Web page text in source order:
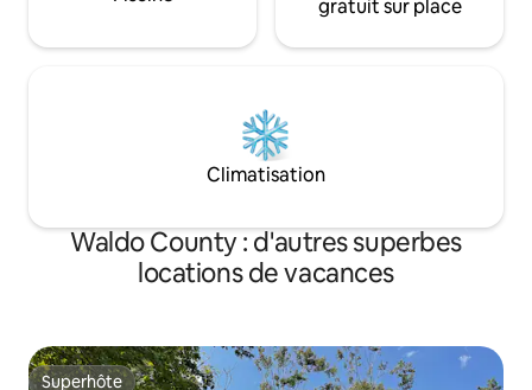
gratuit sur place
Climatisation
Waldo County : d'autres superbes
locations de vacances
Superhôte